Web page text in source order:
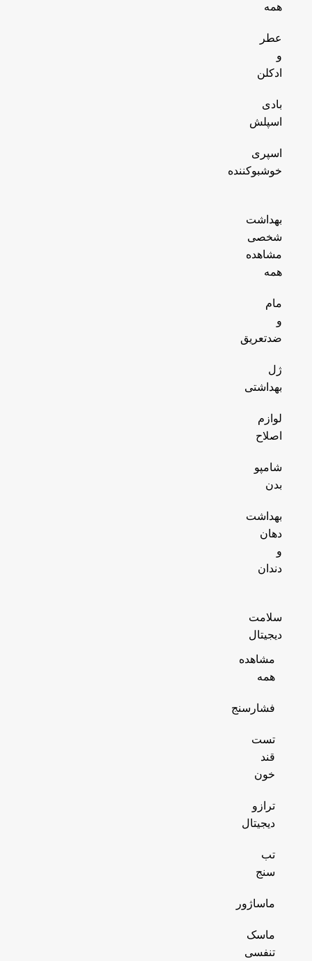
همه
عطر
و
ادکلن
بادی
اسپلش
اسپری
خوشبوکننده
بهداشت
شخصی
مشاهده
همه
مام
و
ضدتعریق
ژل
بهداشتی
لوازم
اصلاح
شامپو
بدن
بهداشت
دهان
و
دندان
سلامت
دیجیتال
مشاهده
همه
فشارسنج
تست
قند
خون
ترازو
دیجیتال
تب
سنج
ماساژور
ماسک
تنفسی